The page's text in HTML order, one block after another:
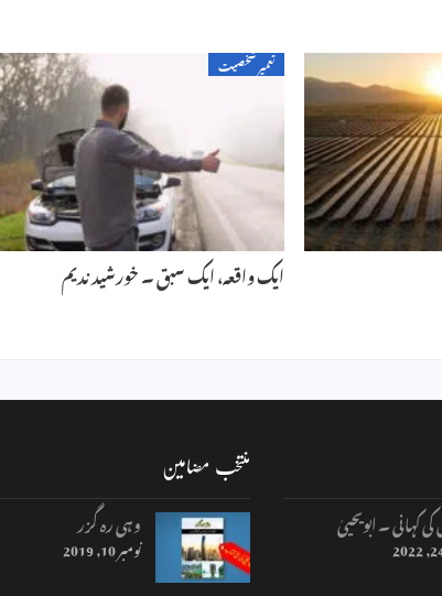
تعمیر شخصیت
ایک واقعہ، ایک سبق ۔ خورشید ندیم
کہانی ۔ ابویحییٰ
منتخب مضامین
وہی رہ گزر
نومبر 10, 2019